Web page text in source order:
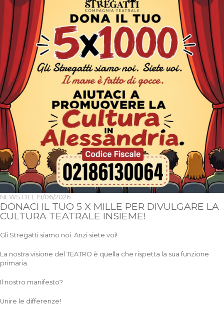
NEWS DEL 19/06/2026
DONACI IL TUO 5 X MILLE PER DIVULGARE LA
CULTURA TEATRALE INSIEME!
Gli Stregatti siamo noi. Anzi siete voi!
La nostra visione del TEATRO è quella che rispetta la sua funzione
primaria.
Il nostro manifesto?
Unire le differenze!